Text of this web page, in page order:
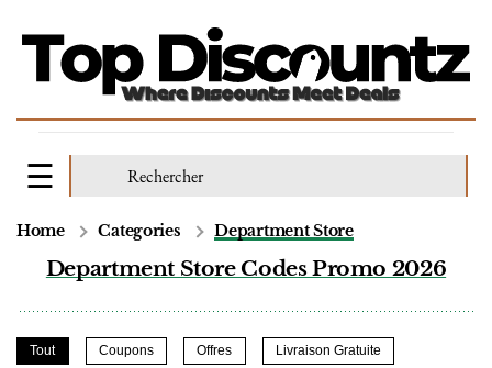
Home Categories Department Store
Department Store Codes Promo 2026
Tout Coupons Offres Livraison Gratuite